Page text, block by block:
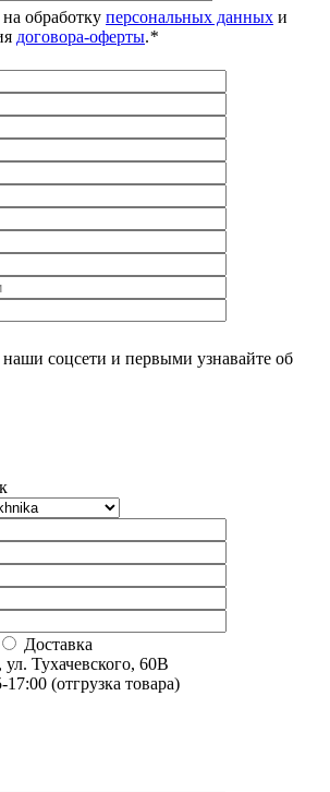
обработку персональных данных и
договора-оферты.*
соцсети и первыми узнавайте об
Доставка
Тухачевского, 60В
(отгрузка товара)